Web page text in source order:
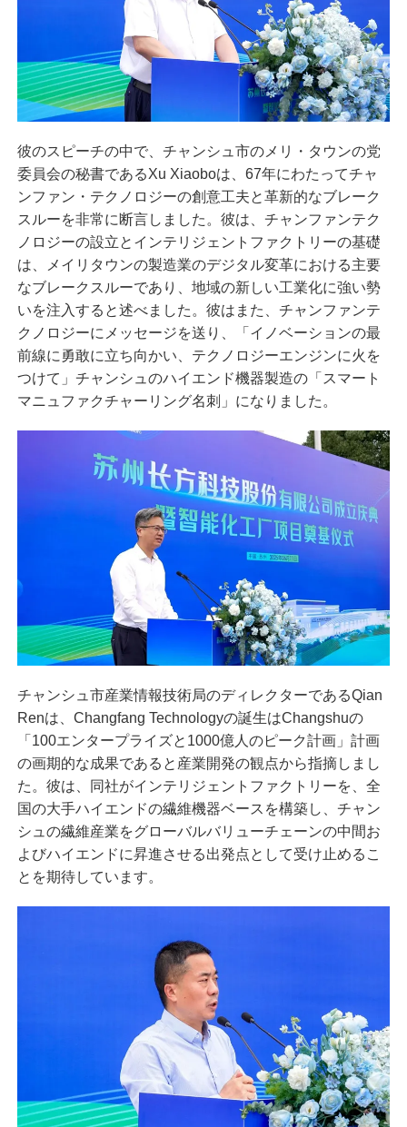
彼のスピーチの中で、チャンシュ市のメリ・タウンの党
委員会の秘書であるXu Xiaoboは、67年にわたってチャ
ンファン・テクノロジーの創意工夫と革新的なブレーク
スルーを非常に断言しました。彼は、チャンファンテク
ノロジーの設立とインテリジェントファクトリーの基礎
は、メイリタウンの製造業のデジタル変革における主要
なブレークスルーであり、地域の新しい工業化に強い勢
いを注入すると述べました。彼はまた、チャンファンテ
クノロジーにメッセージを送り、「イノベーションの最
前線に勇敢に立ち向かい、テクノロジーエンジンに火を
つけて」チャンシュのハイエンド機器製造の「スマート
マニュファクチャーリング名刺」になりました。
チャンシュ市産業情報技術局のディレクターであるQian
Renは、Changfang Technologyの誕生はChangshuの
「100エンタープライズと1000億人のピーク計画」計画
の画期的な成果であると産業開発の観点から指摘しまし
た。彼は、同社がインテリジェントファクトリーを、全
国の大手ハイエンドの繊維機器ベースを構築し、チャン
シュの繊維産業をグローバルバリューチェーンの中間お
よびハイエンドに昇進させる出発点として受け止めるこ
とを期待しています。